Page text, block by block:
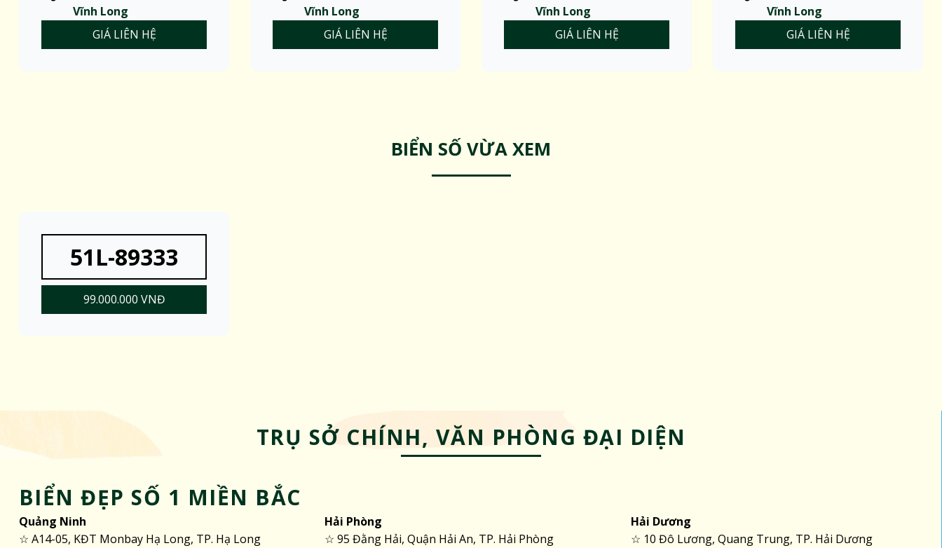
Vĩnh Long
GIÁ LIÊN HỆ
Vĩnh Long
GIÁ LIÊN HỆ
Vĩnh Long
GIÁ LIÊN HỆ
Vĩnh Long
GIÁ LIÊN HỆ
BIỂN SỐ VỪA XEM
51L-89333
99.000.000 VNĐ
TRỤ SỞ CHÍNH, VĂN PHÒNG ĐẠI DIỆN
BIỂN ĐẸP SỐ 1 MIỀN BẮC
Quảng Ninh
☆ A14-05, KĐT Monbay Hạ Long, TP. Hạ Long
Hải Phòng
☆ 95 Đằng Hải, Quận Hải An, TP. Hải Phòng
Hải Dương
☆ 10 Đô Lương, Quang Trung, TP. Hải Dương